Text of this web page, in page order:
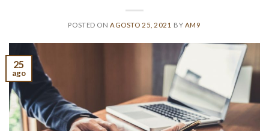
POSTED ONAGOSTO 25, 2021 BY AM9
25
ago